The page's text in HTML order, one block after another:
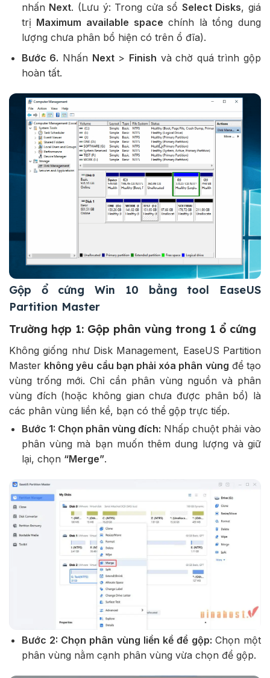
nhấn Next. (Lưu ý: Trong cửa sổ Select Disks, giá
trị Maximum available space chính là tổng dung
lượng chưa phân bổ hiện có trên ổ đĩa).
Bước 6. Nhấn Next> Finish và chờ quá trình gộp
hoàn tất.
Gộp ổ cứng Win 10 bằng tool EaseUS
Partition Master
Trường hợp 1: Gộp phân vùng trong 1 ổ cứng
Không giống như Disk Management, EaseUS Partition
Master không yêu cầu bạn phải xóa phân vùng để tạo
vùng trống mới. Chỉ cần phân vùng nguồn và phân
vùng đích (hoặc không gian chưa được phân bổ) là
các phân vùng liền kề, bạn có thể gộp trực tiếp.
Bước 1: Chọn phân vùng đích: Nhấp chuột phải vào
phân vùng mà bạn muốn thêm dung lượng và giữ
lại, chọn “Merge”.
Bước 2: Chọn phân vùng liền kề để gộp: Chọn một
phân vùng nằm cạnh phân vùng vừa chọn để gộp.